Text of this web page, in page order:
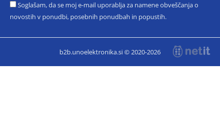
Soglašam, da se moj e-mail uporablja za namene obveščanja o
novostih v ponudbi, posebnih ponudbah in popustih.
b2b.unoelektronika.si © 2020-2026